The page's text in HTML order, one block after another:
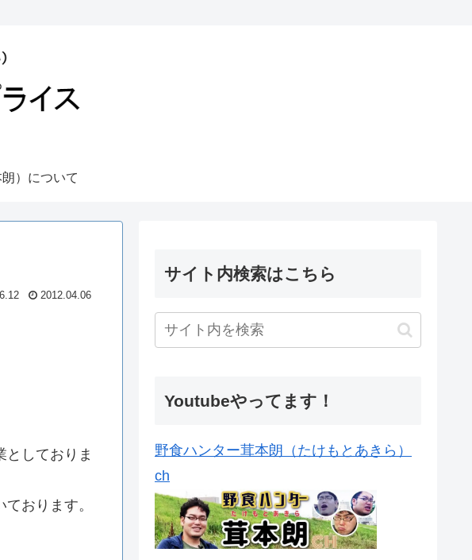
）について
2012.04.06
しておりま
おります。
サイト内検索はこちら
Youtubeやってます！
野食ハンター茸本朗（たけもとあきら）
ch